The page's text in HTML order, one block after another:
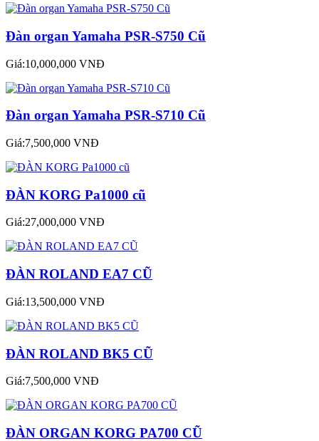
Đàn organ Yamaha PSR-S750 Cũ
Giá:10,000,000 VNĐ
Đàn organ Yamaha PSR-S710 Cũ
Giá:7,500,000 VNĐ
ĐÀN KORG Pa1000 cũ
Giá:27,000,000 VNĐ
ĐÀN ROLAND EA7 CŨ
Giá:13,500,000 VNĐ
ĐÀN ROLAND BK5 CŨ
Giá:7,500,000 VNĐ
ĐÀN ORGAN KORG PA700 CŨ